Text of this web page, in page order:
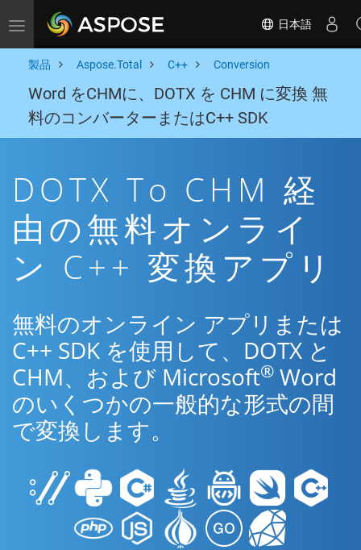
Toggle navigation 日本語
製品 Aspose.Total C++ Conversion
Word をCHMに、DOTX を CHM に変換 無
料のコンバーターまたはC++ SDK
DOTX To CHM 経
由の無料オンライ
ン C++ 変換アプリ
無料のオンライン アプリまたは
C++ SDK を使用して、DOTX と
CHM、および Microsoft® Word
のいくつかの一般的な形式の間
で変換します。